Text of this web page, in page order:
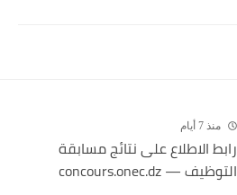
منذ 7 أيام
رابط الاطلاع على نتائج مسابقة
التوظيف — concours.onec.dz